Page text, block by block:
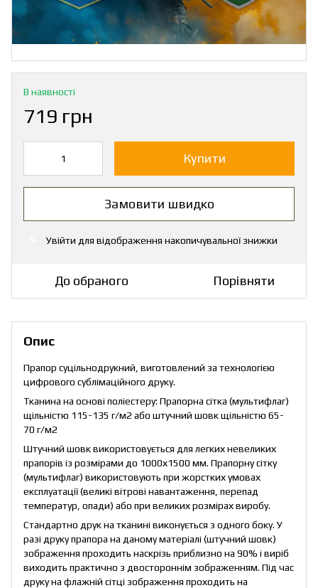
В наявності
719 грн
Купити
Замовити швидко
Увійти для відображення накопичувальної знижки
До обраного Порівняти
Опис
Прапор суцільнодрукний, виготовлений за технологією
цифрового сублімаційного друку.
Тканина на основі поліестеру: Прапорна сітка (мультифлаг)
щільністю 115-135 г/м2 або штучний шовк щільністю 65-
70 г/м2
Штучний шовк використовується для легких невеликих
прапорів із розмірами до 1000х1500 мм. Прапорну сітку
(мультифлаг) використовують при жорстких умовах
експлуатації (великі вітрові навантаження, перепад
температур, опади) або при великих розмірах виробу.
Стандартно друк на тканині виконується з одного боку. У
разі друку прапора на даному матеріалі (штучний шовк)
зображення проходить наскрізь приблизно на 90% і виріб
виходить практично з двостороннім зображенням. Під час
друку на флажній сітці зображення проходить на